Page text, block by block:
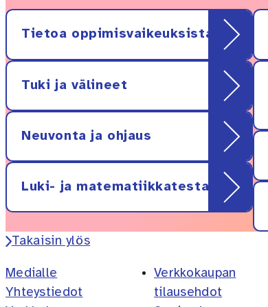
Tietoa oppimisvaikeuksista
Tuki ja välineet
Neuvonta ja ohjaus
Luki- ja matematiikkatestaus
Takaisin ylös
Medialle
Yhteystiedot
Verkkokaupan
tilausehdot